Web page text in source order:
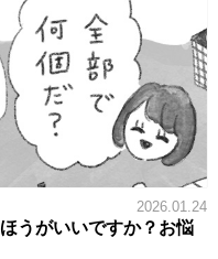
2026.01.24
うがいいですか？お悩